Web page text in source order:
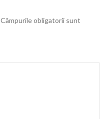
Câmpurile obligatorii sunt